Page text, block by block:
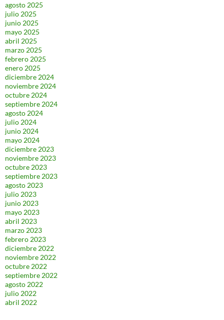
agosto 2025
julio 2025
junio 2025
mayo 2025
abril 2025
marzo 2025
febrero 2025
enero 2025
diciembre 2024
noviembre 2024
octubre 2024
septiembre 2024
agosto 2024
julio 2024
junio 2024
mayo 2024
diciembre 2023
noviembre 2023
octubre 2023
septiembre 2023
agosto 2023
julio 2023
junio 2023
mayo 2023
abril 2023
marzo 2023
febrero 2023
diciembre 2022
noviembre 2022
octubre 2022
septiembre 2022
agosto 2022
julio 2022
abril 2022